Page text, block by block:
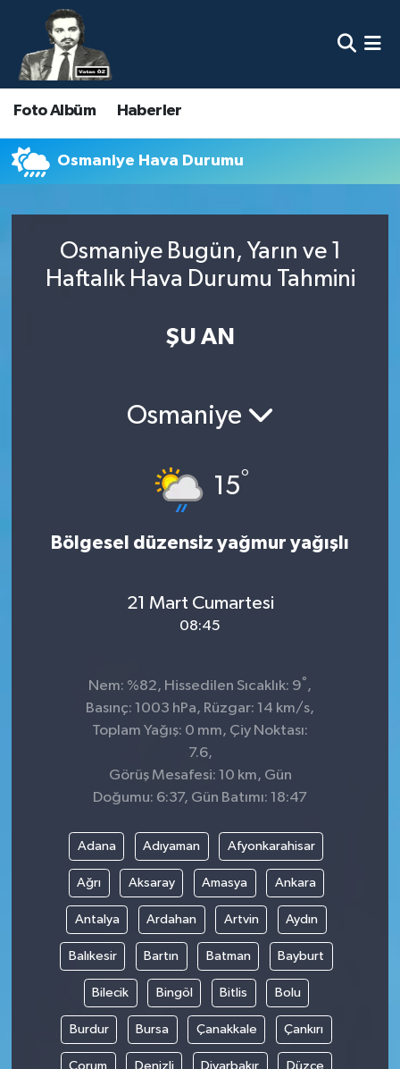
Foto Albüm Haberler
Osmaniye Hava Durumu
Osmaniye Bugün, Yarın ve 1
Haftalık Hava Durumu Tahmini
ŞU AN
Osmaniye
15°
Bölgesel düzensiz yağmur yağışlı
21 Mart Cumartesi
08:45
Nem: %82, Hissedilen Sıcaklık: 9° ,
Basınç: 1003 hPa, Rüzgar: 14 km/s,
Toplam Yağış: 0 mm, Çiy Noktası:
7.6,
Görüş Mesafesi: 10 km, Gün
Doğumu: 6:37, Gün Batımı: 18:47
Adana Adıyaman Afyonkarahisar
Ağrı Aksaray Amasya Ankara
Antalya Ardahan Artvin Aydın
Balıkesir Bartın Batman Bayburt
Bilecik Bingöl Bitlis Bolu
Burdur Bursa Çanakkale Çankırı
Çorum Denizli Diyarbakır Düzce
Nöbetçi Eczaneler
Hava Durumu
Namaz Vakitleri
Süper Lig Puan Durumu ve Fikstür
Son Dakika Haberleri